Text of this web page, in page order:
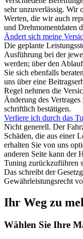
sehr unzuverlässig. Wir
Werten, die wir auch
und Drehmomentdaten
Ändert sich meine
Die geplante
Ausführung bei der
werden; über den
Sie sich ebenfalls
uns über eine
Regel nehmen die
Änderung des
schriftlich bestätigen.
Verliere ich durch das
Nicht generell. Der
Schäden, die aus einer
erhalten Sie von uns
anderen Seite kann der
Tuning zurückzuführen
Das schreibt der
Gewährleistungsrecht
Ihr Weg zu
Wählen Sie Ihre